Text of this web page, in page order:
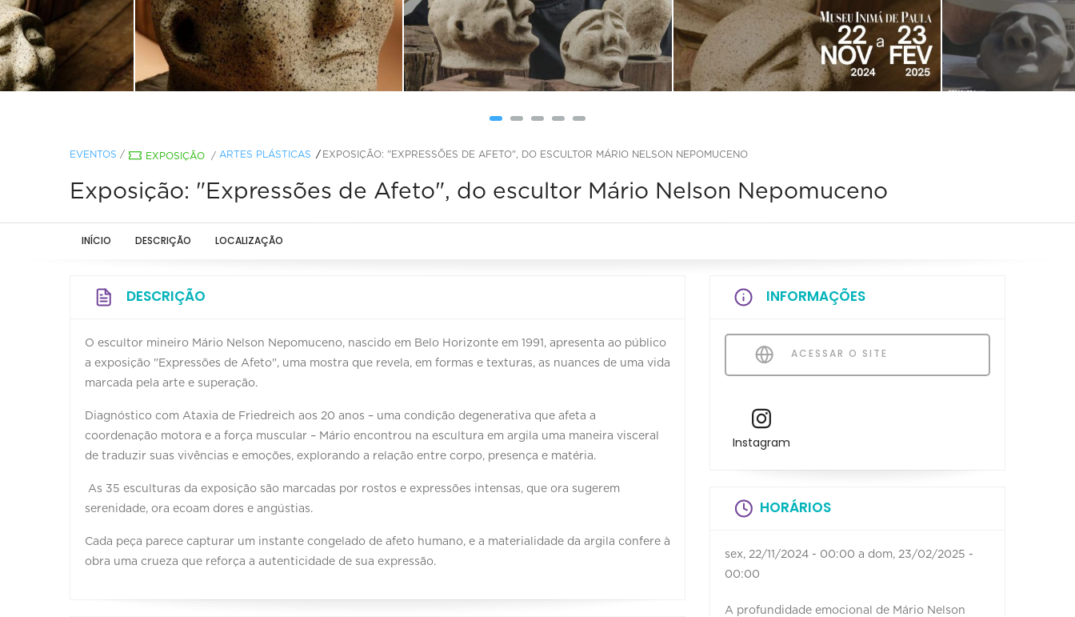
EVENTOS / EXPOSIÇÃO / ARTES PLÁSTICAS EXPOSIÇÃO: "EXPRESSÕES DE AFETO", DO ESCULTOR MÁRIO NELSON NEPOMUCENO
Exposição: "Expressões de Afeto", do escultor Mário Nelson Nepomuceno
INÍCIO DESCRIÇÃO LOCALIZAÇÃO
DESCRIÇÃO
O escultor mineiro Mário Nelson Nepomuceno, nascido em Belo Horizonte em 1991, apresenta ao público
a exposição "Expressões de Afeto", uma mostra que revela, em formas e texturas, as nuances de uma vida
marcada pela arte e superação.
Diagnóstico com Ataxia de Friedreich aos 20 anos – uma condição degenerativa que afeta a
coordenação motora e a força muscular – Mário encontrou na escultura em argila uma maneira visceral
de traduzir suas vivências e emoções, explorando a relação entre corpo, presença e matéria.
As 35 esculturas da exposição são marcadas por rostos e expressões intensas, que ora sugerem
serenidade, ora ecoam dores e angústias.
Cada peça parece capturar um instante congelado de afeto humano, e a materialidade da argila confere à
obra uma crueza que reforça a autenticidade de sua expressão.
INFORMAÇÕES
ACESSAR O SITE
Instagram
HORÁRIOS
sex, 22/11/2024 - 00:00 a dom, 23/02/2025 -
00:00
A profundidade emocional de Mário Nelson